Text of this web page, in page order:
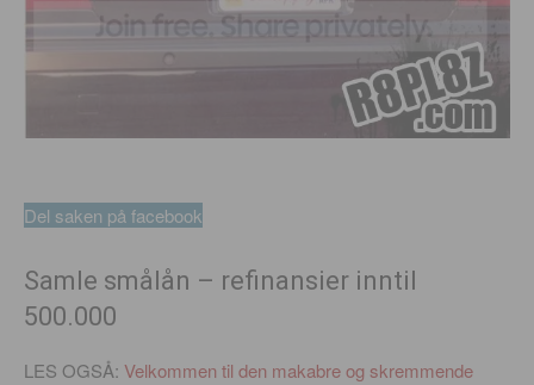
Del saken på facebook
Samle smålån – refinansier inntil
500.000
LES OGSÅ: Velkommen til den makabre og skremmende